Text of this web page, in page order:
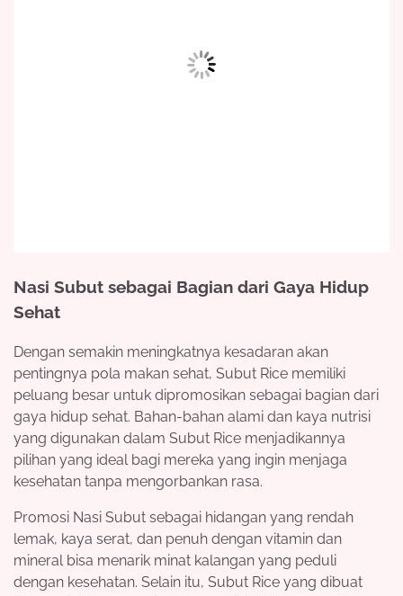
Nasi Subut sebagai Bagian dari Gaya Hidup
Sehat
Dengan semakin meningkatnya kesadaran akan
pentingnya pola makan sehat, Subut Rice memiliki
peluang besar untuk dipromosikan sebagai bagian dari
gaya hidup sehat. Bahan-bahan alami dan kaya nutrisi
yang digunakan dalam Subut Rice menjadikannya
pilihan yang ideal bagi mereka yang ingin menjaga
kesehatan tanpa mengorbankan rasa.
Promosi Nasi Subut sebagai hidangan yang rendah
lemak, kaya serat, dan penuh dengan vitamin dan
mineral bisa menarik minat kalangan yang peduli
dengan kesehatan. Selain itu, Subut Rice yang dibuat